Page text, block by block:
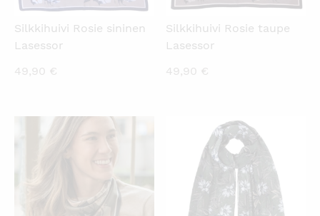
Silkkihuivi Rosie sininen
Lasessor
49,90 €
Silkkihuivi Rosie taupe
Lasessor
49,90 €
KATSO PIKANÄKYMÄ